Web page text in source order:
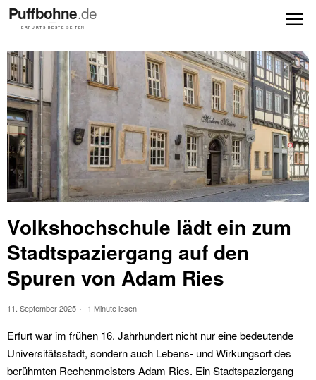
Volkshochschule lädt ein zum
Stadtspaziergang auf den
Spuren von Adam Ries
11. September 2025 1 Minute lesen
Erfurt war im frühen 16. Jahrhundert nicht nur eine bedeutende
Universitätsstadt, sondern auch Lebens- und Wirkungsort des
berühmten Rechenmeisters Adam Ries. Ein Stadtspaziergang